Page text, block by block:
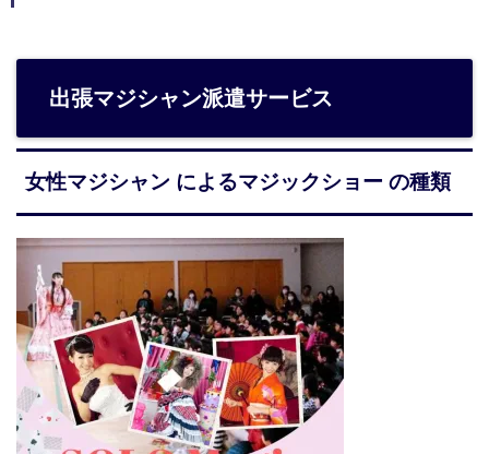
出張マジシャン派遣サービス
女性マジシャン によるマジックショー の種類